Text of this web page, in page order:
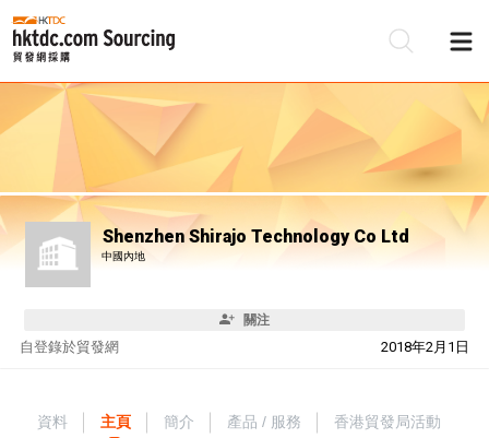
Shenzhen Shirajo Technology Co Ltd
中國內地
關注
自 2018年2月1日
登錄於貿發網
資料 主頁 簡介 產品 / 服務 香港貿發局活動